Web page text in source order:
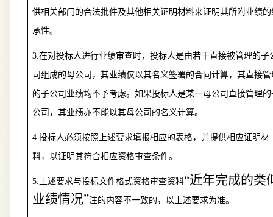
供相关部门的合法批件及其他相关证明材料来证明其所附业绩的
承性。
3.在对投标人进行业绩审查时，投标人是由若干直接被管理的子
司组成的母公司，其业绩仅以其名义签署的合同计算，其直接管
的子公司业绩均不予考虑。如果投标人是某一母公司直接管理的
公司，其业绩亦不能以其母公司的名义计算。
4.投标人必须按照上述要求填报相应的表格，并提供相应证明材
料，以证明其符合相应资格审查条件。
5. 上述要求与投标文件格式资格审查资料“近年完成的类
业绩情况”注的内容不一致的，以上述要求为准。